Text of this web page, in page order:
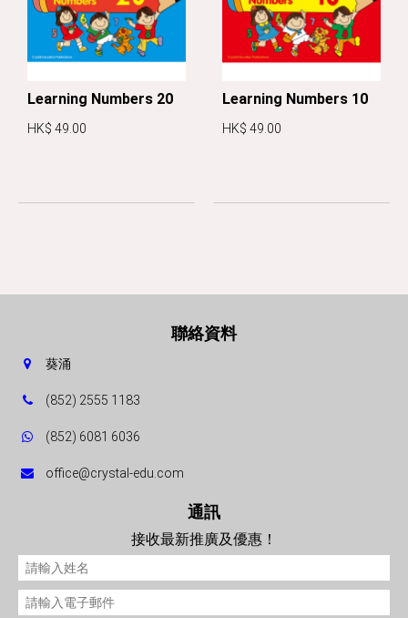
Learning Numbers 20
HK$ 49.00
Learning Numbers 10
HK$ 49.00
聯絡資料
葵涌
(852) 2555 1183
(852) 6081 6036
office@crystal-edu.com
通訊
接收最新推廣及優惠！